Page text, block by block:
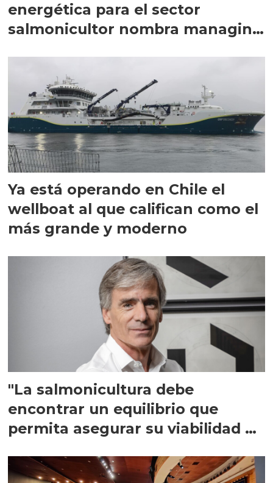
energética para el sector
salmonicultor nombra managing
Ya está operando en Chile el
wellboat al que califican como el
más grande y moderno
"La salmonicultura debe
encontrar un equilibrio que
permita asegurar su viabilidad de